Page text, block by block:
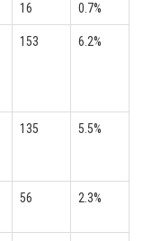
16 0.7%
153 6.2%
135 5.5%
56 2.3%